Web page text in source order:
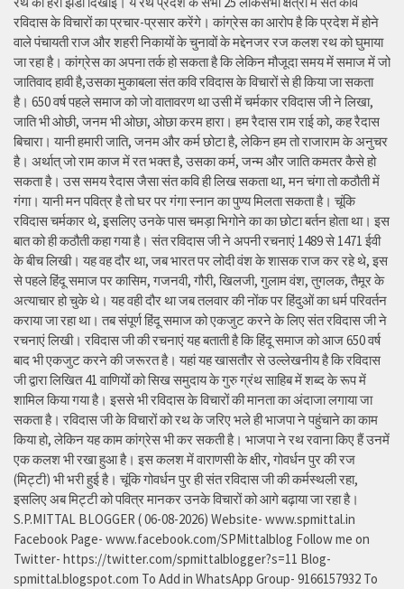
रविदास के विचारों का प्रचार-प्रसार करेंगे। कांग्रेस का आरोप है कि प्रदेश में होने
वाले पंचायती राज और शहरी निकायों के चुनावों के मद्देनजर रज कलश रथ को घुमाया
जा रहा है। कांग्रेस का अपना तर्क हो सकता है कि लेकिन मौजूदा समय में समाज में जो
जातिवाद हावी है,उसका मुकाबला संत कवि रविदास के विचारों से ही किया जा सकता
है। 650 वर्ष पहले समाज को जो वातावरण था उसी में चर्मकार रविदास जी ने लिखा,
जाति भी ओछी, जनम भी ओछा, ओछा करम हारा। हम रैदास राम राई को, कह रैदास
बिचारा। यानी हमारी जाति, जनम और कर्म छोटा है, लेकिन हम तो राजाराम के अनुचर
है। अर्थात् जो राम काज में रत भक्त है, उसका कर्म, जन्म और जाति कमतर कैसे हो
सकता है। उस समय रैदास जैसा संत कवि ही लिख सकता था, मन चंगा तो कठौती में
गंगा। यानी मन पवित्र है तो घर पर गंगा स्नान का पुण्य मिलता सकता है। चूंकि
रविदास चर्मकार थे, इसलिए उनके पास चमड़ा भिगोने का का छोटा बर्तन होता था। इस
बात को ही कठौती कहा गया है। संत रविदास जी ने अपनी रचनाएं 1489 से 1471 ईवी
के बीच लिखी। यह वह दौर था, जब भारत पर लोदी वंश के शासक राज कर रहे थे, इस
से पहले हिंदू समाज पर कासिम, गजनवी, गौरी, खिलजी, गुलाम वंश, तुगलक, तैमूर के
अत्याचार हो चुके थे। यह वही दौर था जब तलवार की नोंक पर हिंदुओं का धर्म परिवर्तन
कराया जा रहा था। तब संपूर्ण हिंदू समाज को एकजुट करने के लिए संत रविदास जी ने
रचनाएं लिखी। रविदास जी की रचनाएं यह बताती है कि हिंदू समाज को आज 650 वर्ष
बाद भी एकजुट करने की जरूरत है। यहां यह खासतौर से उल्लेखनीय है कि रविदास
जी द्वारा लिखित 41 वाणियोंं को सिख समुदाय के गुरु ग्रंथ साहिब में शब्द के रूप में
शामिल किया गया है। इससे भी रविदास के विचारों की मानता का अंदाजा लगाया जा
सकता है। रविदास जी के विचारों को रथ के जरिए भले ही भाजपा ने पहुंचाने का काम
किया हो, लेकिन यह काम कांग्रेस भी कर सकती है। भाजपा ने रथ रवाना किए हैं उनमें
एक कलश भी रखा हुआ है। इस कलश में वाराणसी के क्षीर, गोवर्धन पुर की रज
(मिट्टी) भी भरी हुई है। चूंकि गोवर्धन पुर ही संत रविदास जी की कर्मस्थली रहा,
इसलिए अब मिट्टी को पवित्र मानकर उनके विचारों को आगे बढ़ाया जा रहा है।
S.P.MITTAL BLOGGER ( 06-08-2026) Website- www.spmittal.in
Facebook Page- www.facebook.com/SPMittalblog Follow me on
Twitter- https://twitter.com/spmittalblogger?s=11 Blog-
spmittal.blogspot.com To Add in WhatsApp Group- 9166157932 To